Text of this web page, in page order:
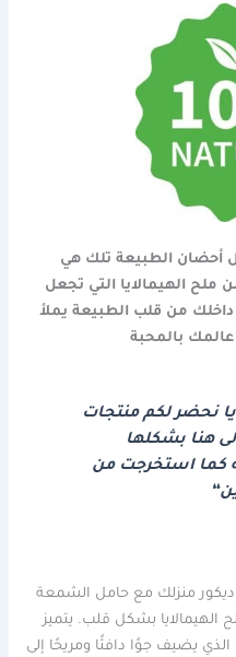
أحضان الطبيعة تلك هي
الهيمالايا التي تجعل
من قلب الطبيعة يملأ
بالمحبة
نحضر لكم منتجات
هنا بشكلها
كما استخرجت من
منزلك مع حامل الشمعة
الهيمالايا بشكل قلب. يتميز
يضيف جوًا دافئًا ومريحًا إلى